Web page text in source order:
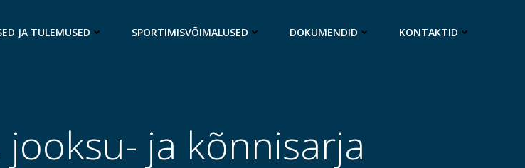
JA TULEMUSED SPORTIMISVÕIMALUSED DOKUMENDID KONTAKTID
ja kõnnisarja